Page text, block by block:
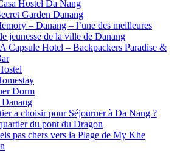
Hostel Da Nang
Garden Danang
– Danang – l’une des meilleures
jeunesse de la ville de Danang
Capsule Hotel – Backpackers Paradise &
Dorm
a choisir pour Séjourner à Da Nang ?
du pont du Dragon
pas chers vers la Plage de My Khe